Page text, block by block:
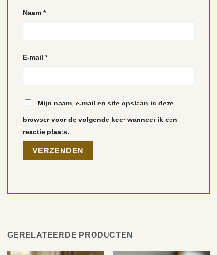
Naam *
E-mail *
Mijn naam, e-mail en site opslaan in deze
browser voor de volgende keer wanneer ik een
reactie plaats.
GERELATEERDE PRODUCTEN